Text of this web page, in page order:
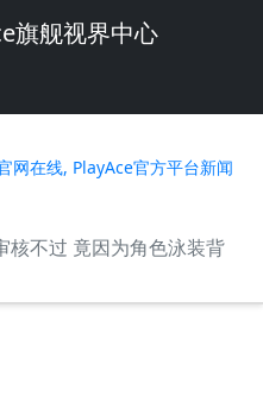
旗舰视界中心
网在线, PlayAce官方平台新闻
核不过 竟因为角色泳装背